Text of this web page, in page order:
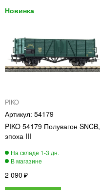
PIKO
54179
PIKO 54179 Полувагон SNCB,
эпоха III
2 090